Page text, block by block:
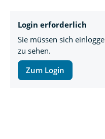
Login erforderlich
Sie müssen sich
zu sehen.
Zum Login